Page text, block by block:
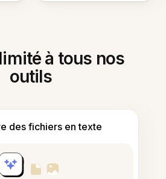
à tous nos
outils
des fichiers en texte